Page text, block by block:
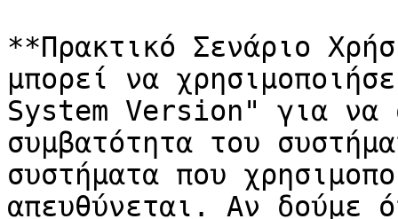
**Πρακτικό Σενάριο
μπορεί να
System Version" για να
συμβατότητα του
συστήματα που
απευθύνεται. Αν δούμε